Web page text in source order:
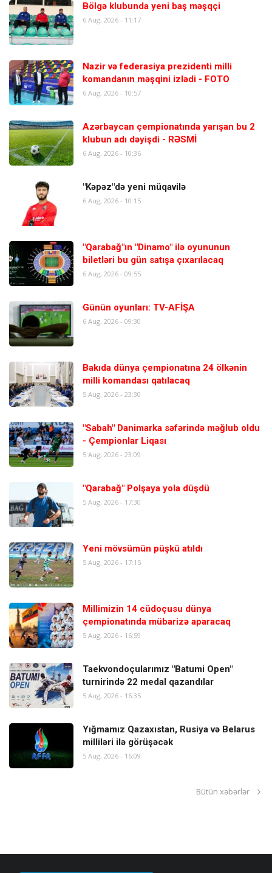
Bölgə klubunda yeni baş məşqçi
6 Aug, 2026 - 11:17
Nazir və federasiya prezidenti milli
komandanın məşqini izlədi - FOTO
6 Aug, 2026 - 10:57
Azərbaycan çempionatında yarışan bu 2
klubun adı dəyişdi - RƏSMİ
6 Aug, 2026 - 10:36
"Kəpəz"də yeni müqavilə
6 Aug, 2026 - 10:15
"Qarabağ"ın "Dinamo" ilə oyununun
biletləri bu gün satışa çıxarılacaq
6 Aug, 2026 - 09:55
Günün oyunları: TV-AFİŞA
6 Aug, 2026 - 09:30
Bakıda dünya çempionatına 24 ölkənin
milli komandası qatılacaq
5 Aug, 2026 - 23:30
"Sabah" Danimarka səfərində məğlub oldu
- Çempionlar Liqası
5 Aug, 2026 - 23:09
"Qarabağ" Polşaya yola düşdü
5 Aug, 2026 - 17:30
Yeni mövsümün püşkü atıldı
5 Aug, 2026 - 17:15
Millimizin 14 cüdoçusu dünya
çempionatında mübarizə aparacaq
5 Aug, 2026 - 16:59
Taekvondoçularımız "Batumi Open"
turnirində 22 medal qazandılar
5 Aug, 2026 - 16:35
Yığmamız Qazaxıstan, Rusiya və Belarus
milliləri ilə görüşəcək
5 Aug, 2026 - 16:09
Bütün xəbərlər